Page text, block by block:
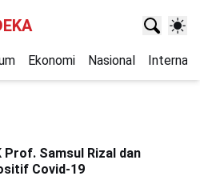
Ekonomi Nasional
Prof. Samsul Rizal dan
Covid-19